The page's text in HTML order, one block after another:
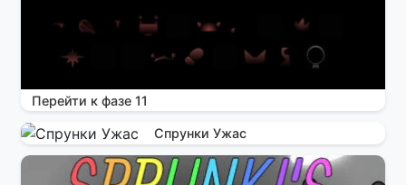
Перейти к фазе 11
Спрунки Ужас